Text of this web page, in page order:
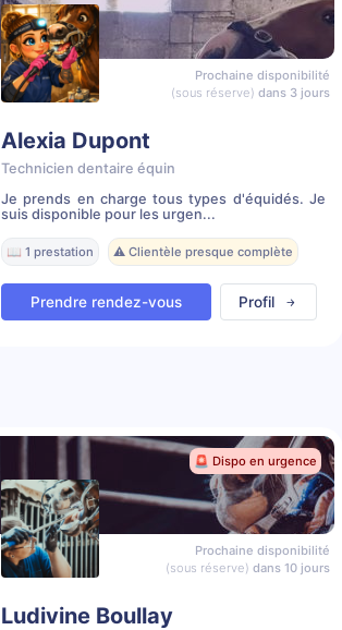
Prochaine disponibilité
(sous réserve) dans 3 jours
Alexia Dupont
Technicien dentaire équin
Je prends en charge tous types d'équidés. Je
suis disponible pour les urgen...
📖 1 prestation ⚠️ Clientèle presque complète
Prendre rendez-vous Profil
🚨 Dispo en urgence
Prochaine disponibilité
(sous réserve) dans 10 jours
Ludivine Boullay